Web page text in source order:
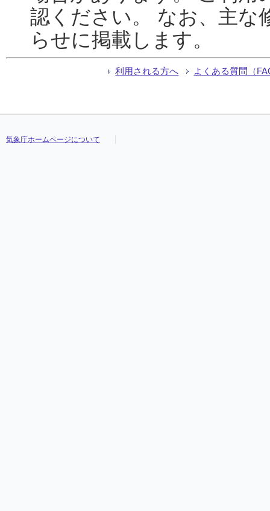
認ください。 なお、主な
らせに掲載します。
利用される方へ よくある質問（
気象庁ホームページについて